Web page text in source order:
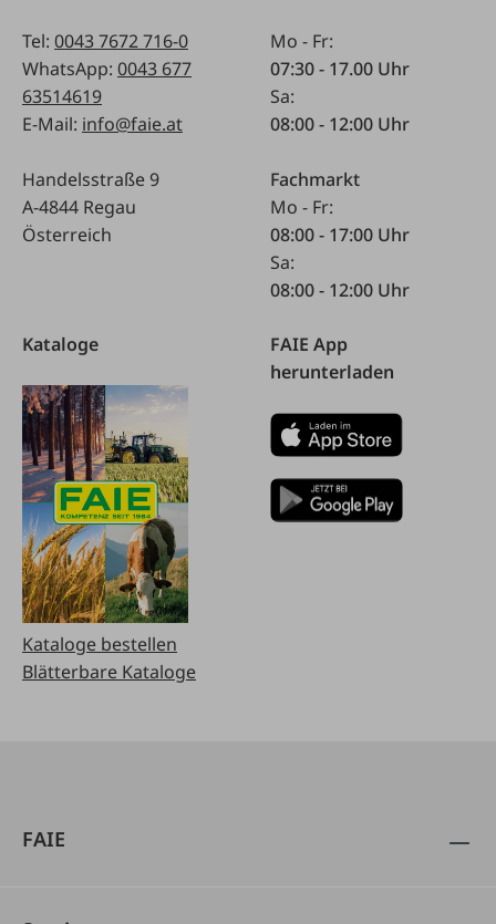
Tel: 0043 7672 716-0
WhatsApp: 0043 677
63514619
E-Mail: info@faie.at
Handelsstraße 9
A-4844 Regau
Österreich
Mo - Fr:
07:30 - 17.00 Uhr
Sa:
08:00 - 12:00 Uhr
Fachmarkt
Mo - Fr:
08:00 - 17:00 Uhr
Sa:
08:00 - 12:00 Uhr
Kataloge
Kataloge bestellen
Blätterbare Kataloge
FAIE App
herunterladen
FAIE